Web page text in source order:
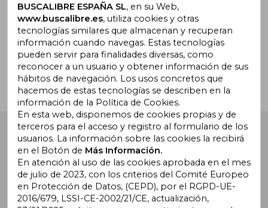
¿Necesitas ayuda?
Ir a Centro de Soporte
Buscalibre España . Calle Energía, 65, Nave 3 (08940),
Cornellà de Llobregat, Barcelona. Derechos Reservados.
BUSCALIBRE ESPAÑA SL, en su Web,
www.buscalibre.es, utiliza cookies y otras
tecnologías similares que almacenan y recuperan
información cuando navegas. Estas tecnologías
pueden servir para finalidades diversas, como
reconocer a un usuario y obtener información de sus
hábitos de navegación. Los usos concretos que
hacemos de estas tecnologías se describen en la
información de la Política de Cookies.
En esta web, disponemos de cookies propias y de
terceros para el acceso y registro al formulario de los
usuarios. La información sobre las cookies la recibirá
en el Botón de Más Información.
En atención al uso de las cookies aprobada en el mes
de julio de 2023, con los criterios del Comité Europeo
en Protección de Datos, (CEPD), por el RGPD-UE-
2016/679, LSSI-CE-2002/21/CE, actualización,